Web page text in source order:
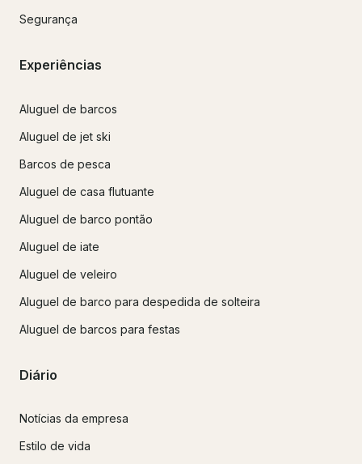
Segurança
Experiências
Aluguel de barcos
Aluguel de jet ski
Barcos de pesca
Aluguel de casa flutuante
Aluguel de barco pontão
Aluguel de iate
Aluguel de veleiro
Aluguel de barco para despedida de solteira
Aluguel de barcos para festas
Diário
Notícias da empresa
Estilo de vida